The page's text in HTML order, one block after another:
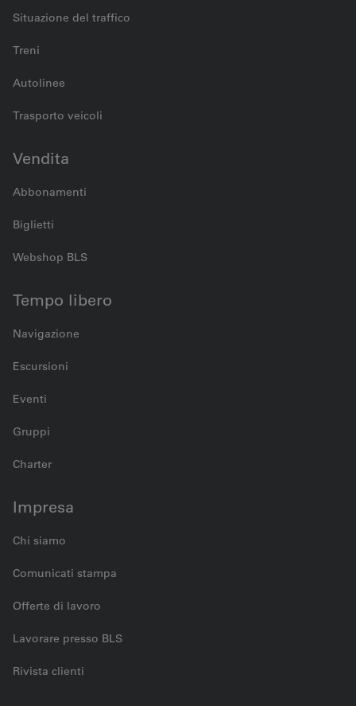
Situazione del traffico
Treni
Autolinee
Trasporto veicoli
Vendita
Abbonamenti
Biglietti
Webshop BLS
Tempo libero
Navigazione
Escursioni
Eventi
Gruppi
Charter
Impresa
Chi siamo
Comunicati stampa
Offerte di lavoro
Lavorare presso BLS
Rivista clienti